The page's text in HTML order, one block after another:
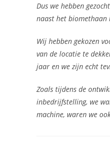
Dus we hebben
naast het biomethaan
Wij hebben gekozen
van de locatie te
jaar en we zijn echt
Zoals tijdens de
inbedrijfstelling, we
machine, waren we